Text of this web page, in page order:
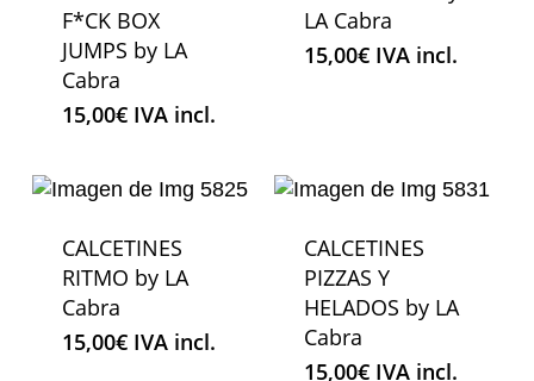
F*CK BOX
JUMPS by LA
Cabra
15,00€ IVA incl.
LA Cabra
15,00€ IVA incl.
CALCETINES
RITMO by LA
Cabra
15,00€ IVA incl.
CALCETINES
PIZZAS Y
HELADOS by LA
Cabra
15,00€ IVA incl.